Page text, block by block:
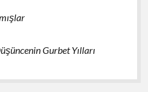
Gurbet Yılları